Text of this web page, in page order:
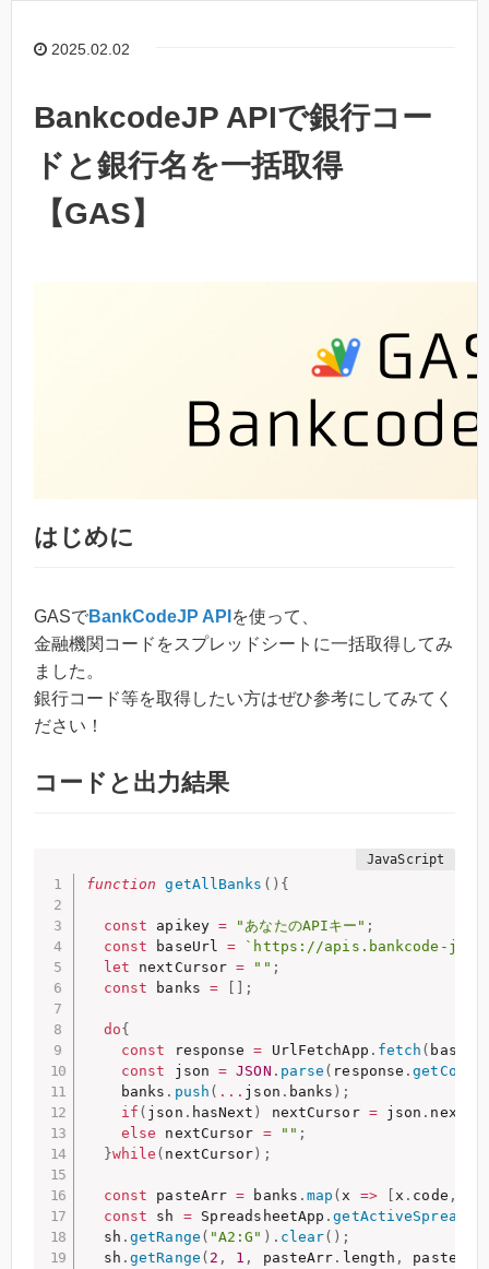
2025.02.02
BankcodeJP APIで銀行コー
ドと銀行名を一括取得
【GAS】
はじめに
GASでBankCodeJP API を使って、
金融機関コードをスプレッドシートに一括取得してみ
ました。
銀行コード等を取得したい方はぜひ参考にしてみてく
ださい！
コードと出力結果
function getAllBanks ( ) {
const apikey = "あなたのAPIキー" ;
const baseUrl =
`https://apis.bankcode-
let nextCursor = "" ;
const banks = ;
do{
const response = UrlFetchApp . fetch (
const json = JSON . parse ( response .
    banks
. push ( ... json . banks ) ;
if ( json . hasNext ) nextCursor = json .
else nextCursor = "" ;
}while ( nextCursor ) ;
const pasteArr = banks .map (x => [x . code ,
const sh = SpreadsheetApp .
  sh
.getRange ( "A2:G" ) . clear( ) ;
  sh
.getRange ( 2 , 1 , pasteArr . length , pasteArr